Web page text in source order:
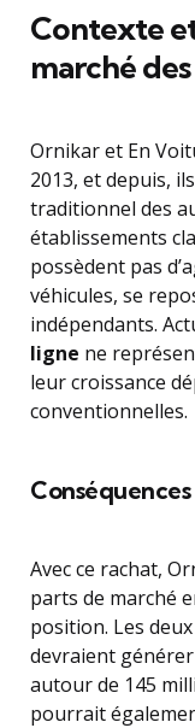
Contexte
marché
Ornikar et En
2013, et depuis,
traditionnel des
établissements
possèdent pas
véhicules, se
indépendants.
ligne ne
leur croissance
conventionnelles.
Avec ce rachat,
parts de marché
position. Les
devraient
autour de 145
pourrait